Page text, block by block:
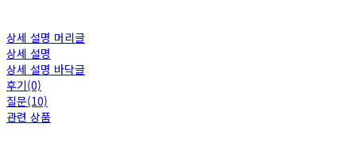
상세 설명 머리글
상세 설명
상세 설명 바닥글
후기(0)
질문(10)
관련 상품